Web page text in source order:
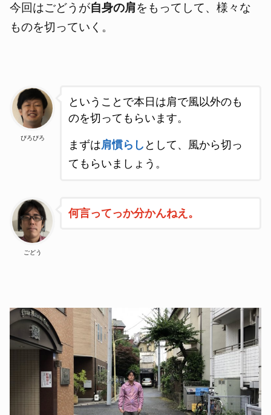
今回はごどうが自身の肩をもってして、様々な
ものを切っていく。
ぴろぴろ
ということで本日は肩で風以外のも
のを切ってもらいます。
まずは肩慣らし として、風から切っ
てもらいましょう。
ごどう
何言ってっか分かんねえ。